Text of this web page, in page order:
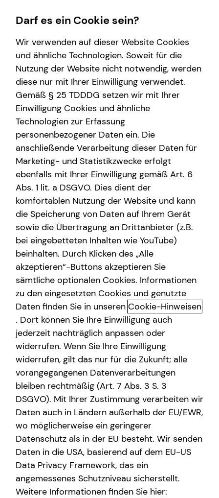
Wissenswertes
Über tecis
Service
Kundenportal
Schadenabwicklung
Finanzberatung
Videoberatung
Spezialisten-Netzwerk
Private Krankenvorsorge
Immobilienfinanzierung
Investment
Kapitalanlage Immobilien
Arbeitskraftabsicherung
Karriere-Infos
Karrierechancen
Initiativbewerbung
Niclas Dierks
Teamleiter
Anrede
Titel
Vorname
Nachname
Adresse
Hausnummer
Postleitzahl
Telefonnummer
E-Mail
Nachricht
Darf es ein Cookie sein?
Wir verwenden auf dieser Website Cookies
und ähnliche Technologien. Soweit für die
Nutzung der Website nicht notwendig, werden
diese nur mit Ihrer Einwilligung verwendet.
Gemäß § 25 TDDDG setzen wir mit Ihrer
Einwilligung Cookies und ähnliche
Technologien zur Erfassung
personenbezogener Daten ein. Die
anschließende Verarbeitung dieser Daten für
Marketing- und Statistikzwecke erfolgt
ebenfalls mit Ihrer Einwilligung gemäß Art. 6
Abs. 1 lit. a DSGVO. Dies dient der
komfortablen Nutzung der Website und kann
die Speicherung von Daten auf Ihrem Gerät
sowie die Übertragung an Drittanbieter (z.B.
bei eingebetteten Inhalten wie YouTube)
beinhalten. Durch Klicken des „Alle
akzeptieren“-Buttons akzeptieren Sie
sämtliche optionalen Cookies. Informationen
zu den eingesetzten Cookies und genutzte
Daten finden Sie in unseren Cookie-Hinweisen
. Dort können Sie Ihre Einwilligung auch
jederzeit nachträglich anpassen oder
widerrufen. Wenn Sie Ihre Einwilligung
widerrufen, gilt das nur für die Zukunft; alle
vorangegangenen Datenverarbeitungen
bleiben rechtmäßig (Art. 7 Abs. 3 S. 3
DSGVO). Mit Ihrer Zustimmung verarbeiten wir
Daten auch in Ländern außerhalb der EU/EWR,
wo möglicherweise ein geringerer
Datenschutz als in der EU besteht. Wir senden
Daten in die USA, basierend auf dem EU-US
Data Privacy Framework, das ein
angemessenes Schutzniveau sicherstellt.
Weitere Informationen finden Sie hier: